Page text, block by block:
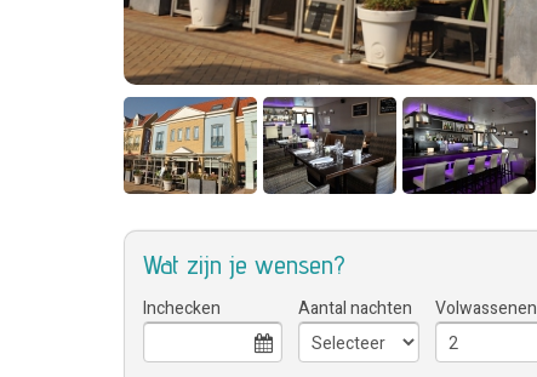
Wat zijn je wensen?
Inchecken Aantal nachten Volwassenen